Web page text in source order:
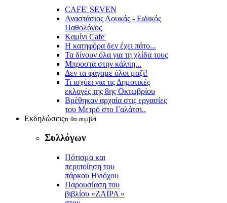
CAFE' SEVEN
Αναστάσιος Λουκάς - Ειδικός
Παθολόγος
Kαμίνι Cafe'
Η κατηφόρα δεν έχει πάτο...
Τα δίνουν όλα για τη χλίδα τους
Μπροστά στην κάλπη...
Δεν τα φάγαμε όλοι μαζί!
Τι ισχύει για τις Δημοτικές
εκλογές της 8ης Οκτωβρίου
Βρέθηκαν αρχαία στις εργασίες
του Μετρό στο Γαλάτσι..
Εκδηλώσειςτι θα συμβεί
Συλλόγων
Πότισμα και
περιποίηση του
πάρκου Ηνιόχου
Παρουσίαση του
βιβλίου «ΖΑΪΡΑ »